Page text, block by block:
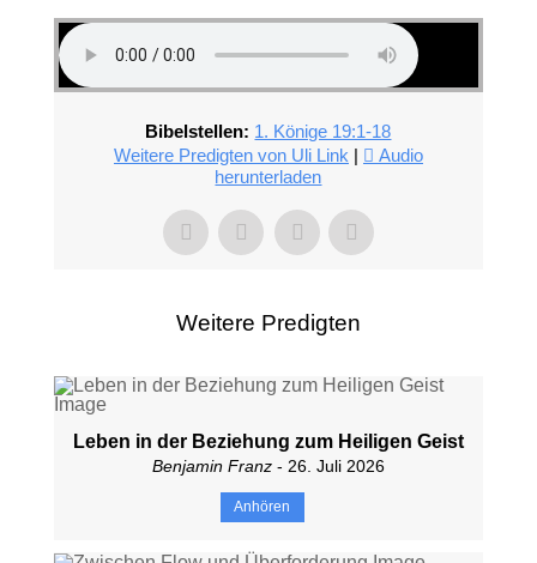
Bibelstellen: 1. Könige 19:1-18
Weitere Predigten von Uli Link |
Audio
herunterladen
Weitere Predigten
Leben in der Beziehung zum Heiligen Geist
Benjamin Franz- 26. Juli 2026
Anhören